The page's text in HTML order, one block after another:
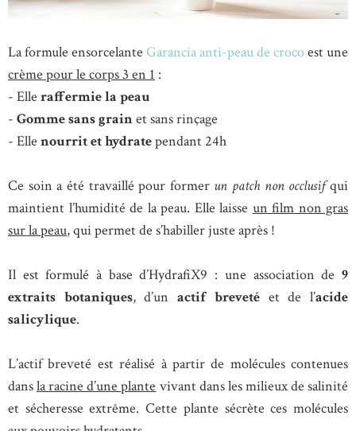
La formule ensorcelante Garancia anti-peau de crocoest une
crème pour le corps 3 en 1 :
- Elle raffermie la peau
- Gomme sans grainet sans rinçage
- Elle nourrit et hydratependant 24h
Ce soin a été travaillé pour former un patch non occlusifqui
maintient l’humidité de la peau. Elle laisse un film non gras
sur la peau, qui permet de s’habiller juste après !
Il est formulé à base d’HydrafiX9 : une association de 9
extraits botaniques, d’unactif breveté et de l’acide
salicylique.
L’actif breveté est réalisé à partir de molécules contenues
dansla racine d’une plante vivant dans les milieux de salinité
et sécheresse extrême. Cette plante sécrète ces molécules